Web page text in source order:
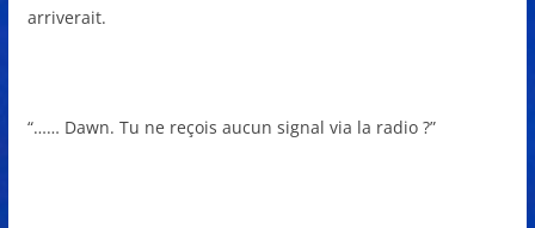
arriverait.
“…… Dawn. Tu ne reçois aucun signal via la radio ?”